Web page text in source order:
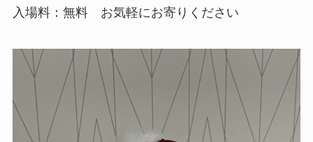
入場料：無料 お気軽にお寄りください